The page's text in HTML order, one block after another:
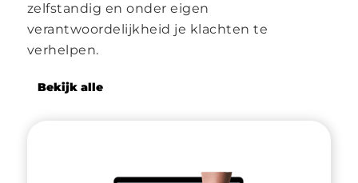
zelfstandig en onder eigen
verantwoordelijkheid je klachten te
verhelpen.
Bekijk alle